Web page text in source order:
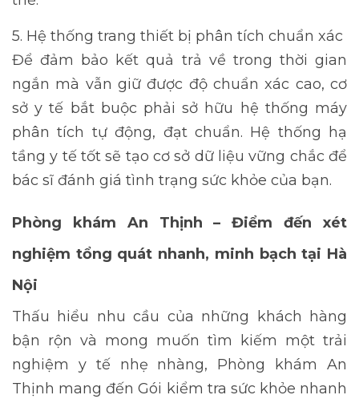
5. Hệ thống trang thiết bị phân tích chuẩn xác
Để đảm bảo kết quả trả về trong thời gian
ngắn mà vẫn giữ được độ chuẩn xác cao, cơ
sở y tế bắt buộc phải sở hữu hệ thống máy
phân tích tự động, đạt chuẩn. Hệ thống hạ
tầng y tế tốt sẽ tạo cơ sở dữ liệu vững chắc để
bác sĩ đánh giá tình trạng sức khỏe của bạn.
Phòng khám An Thịnh – Điểm đến xét
nghiệm tổng quát nhanh, minh bạch tại Hà
Nội
Thấu hiểu nhu cầu của những khách hàng
bận rộn và mong muốn tìm kiếm một trải
nghiệm y tế nhẹ nhàng, Phòng khám An
Thịnh mang đến Gói kiểm tra sức khỏe nhanh